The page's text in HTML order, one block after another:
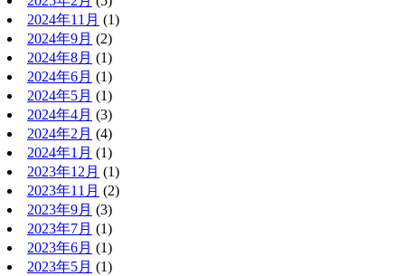
2024年11月 (1)
2024年9月 (2)
2024年8月 (1)
2024年6月 (1)
2024年5月 (1)
2024年4月 (3)
2024年2月 (4)
2024年1月 (1)
2023年12月 (1)
2023年11月 (2)
2023年9月 (3)
2023年7月 (1)
2023年6月 (1)
2023年5月 (1)